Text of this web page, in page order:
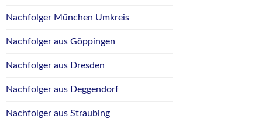
Nachfolger München Umkreis
Nachfolger aus Göppingen
Nachfolger aus Dresden
Nachfolger aus Deggendorf
Nachfolger aus Straubing